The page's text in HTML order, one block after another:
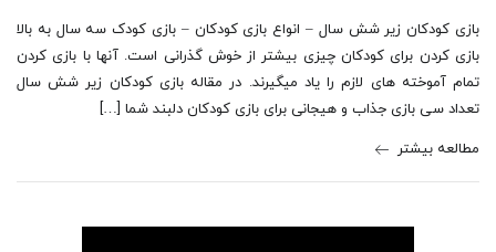
بازی کودکان زیر شش سال – انواع بازی کودکان – بازی کودک سه سال به بالا
بازی کردن برای کودکان چیزی بیشتر از خوش گذرانی است. آنها با بازی کردن
تمام آموخته های لازم را یاد میگیرند. در مقاله بازی کودکان زیر شش سال
تعداد سی بازی جذاب و هیجانی برای بازی کودکان دلبند شما […]
مطالعه بیشتر